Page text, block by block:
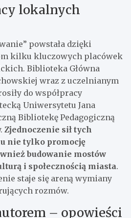
lokalnych
powstała dzięki
kilku kluczowych placówek
Biblioteka Główna
wraz z uczelnianym
do współpracy
Uniwersytetu Jana
Bibliotekę Pedagogiczną
Zjednoczenie sił tych
nie tylko promocję
budowanie mostów
i społecznością miasta.
staje się areną wymiany
rozmów.
– opowieści